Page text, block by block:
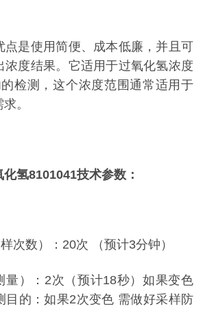
点是使用简便、成本低廉，并且可
浓度结果。它适用于过氧化氢浓度
检测，这个浓度范围通常适用于
。
氢8101041技术参数：
次数）：20次 （预计3分钟）
量）：2次（预计18秒）如果变色
的：如果2次变色 需做好采样防